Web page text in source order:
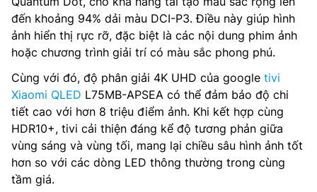
đến khoảng 94% dải màu DCI-P3. Điều này giúp hình
ảnh hiển thị rực rỡ, đặc biệt là các nội dung phim ảnh
hoặc chương trình giải trí có màu sắc phong phú.
Cùng với đó, độ phân giải 4K UHD của google tivi
Xiaomi QLED L75MB-APSEA có thể đảm bảo độ chi
tiết cao với hơn 8 triệu điểm ảnh. Khi kết hợp cùng
HDR10+, tivi cải thiện đáng kể độ tương phản giữa
vùng sáng và vùng tối, mang lại chiều sâu hình ảnh tốt
hơn so với các dòng LED thông thường trong cùng
tầm giá.